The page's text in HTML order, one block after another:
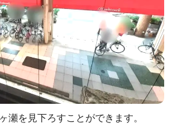
瀬を見下ろすことができます。